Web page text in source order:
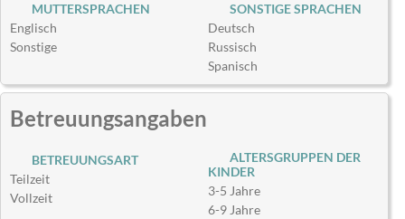
MUTTERSPRACHEN
Englisch
Sonstige
SONSTIGE SPRACHEN
Deutsch
Russisch
Spanisch
Betreuungsangaben
BETREUUNGSART
Teilzeit
Vollzeit
ALTERSGRUPPEN DER
KINDER
3-5 Jahre
6-9 Jahre